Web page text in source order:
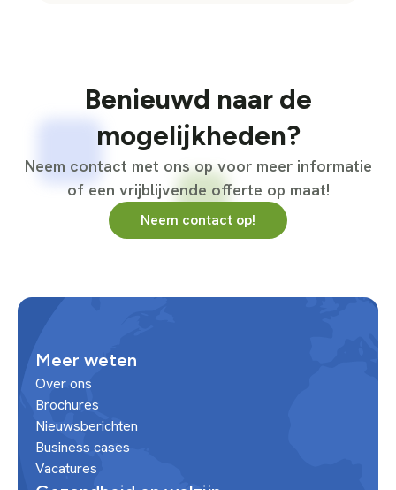
Benieuwd naar de
mogelijkheden?
Neem contact met ons op voor meer informatie
of een vrijblijvende offerte op maat!
Neem contact op!
Meer weten
Over ons
Brochures
Nieuwsberichten
Business cases
Vacatures